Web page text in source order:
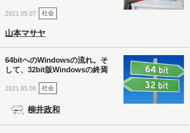
2021.05.07 社会
山本マサヤ
64bitへのWindowsの流れ。そ
して、32bit版Windowsの終焉
2021.05.06 社会
柳井政和